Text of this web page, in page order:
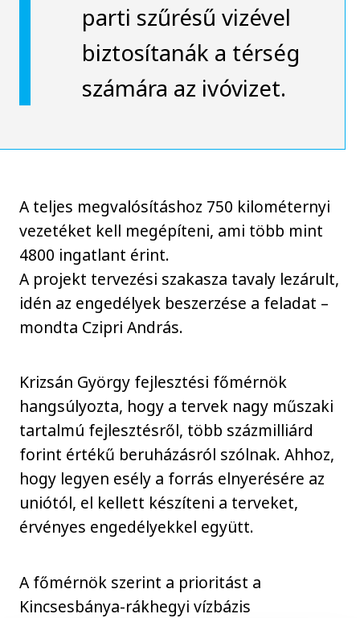
parti szűrésű vizével
biztosítanák a térség
számára az ivóvizet.
A teljes megvalósításhoz 750 kilométernyi
vezetéket kell megépíteni, ami több mint
4800 ingatlant érint.
A projekt tervezési szakasza tavaly lezárult,
idén az engedélyek beszerzése a feladat –
mondta Czipri András.
Krizsán György fejlesztési főmérnök
hangsúlyozta, hogy a tervek nagy műszaki
tartalmú fejlesztésről, több százmilliárd
forint értékű beruházásról szólnak. Ahhoz,
hogy legyen esély a forrás elnyerésére az
uniótól, el kellett készíteni a terveket,
érvényes engedélyekkel együtt.
A főmérnök szerint a prioritást a
Kincsesbánya-rákhegyi vízbázis